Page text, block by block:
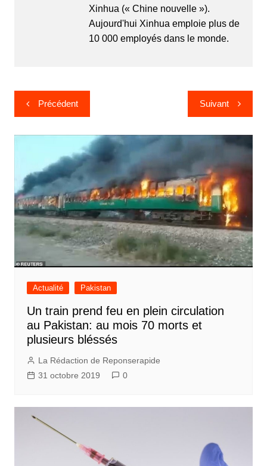
Xinhua (« Chine nouvelle »).
Aujourd'hui Xinhua emploie plus de
10 000 employés dans le monde.
Navigation
de
l’article
Précédent Suivant
Actualité Pakistan
Un train prend feu en plein circulation
au Pakistan: au mois 70 morts et
plusieurs bléssés
La Rédaction de Reponserapide
31 octobre 2019
0